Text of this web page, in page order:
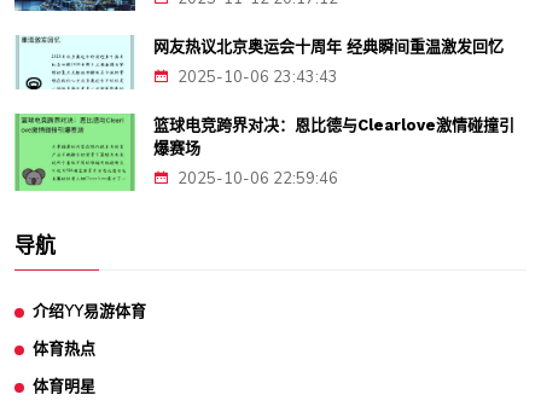
网友热议北京奥运会十周年 经典瞬间重温激发回忆
2025-10-06 23:43:43
篮球电竞跨界对决：恩比德与Clearlove激情碰撞引
爆赛场
2025-10-06 22:59:46
导航
介绍YY易游体育
体育热点
体育明星